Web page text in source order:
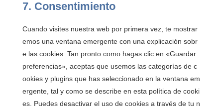
7. Consentimiento
Cuando visites nuestra web por primera vez, te mostrar
emos una ventana emergente con una explicación sobr
e las cookies. Tan pronto como hagas clic en «Guardar
preferencias», aceptas que usemos las categorías de c
ookies y plugins que has seleccionado en la ventana em
ergente, tal y como se describe en esta política de cooki
es. Puedes desactivar el uso de cookies a través de tu n